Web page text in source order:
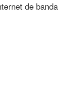
de banda